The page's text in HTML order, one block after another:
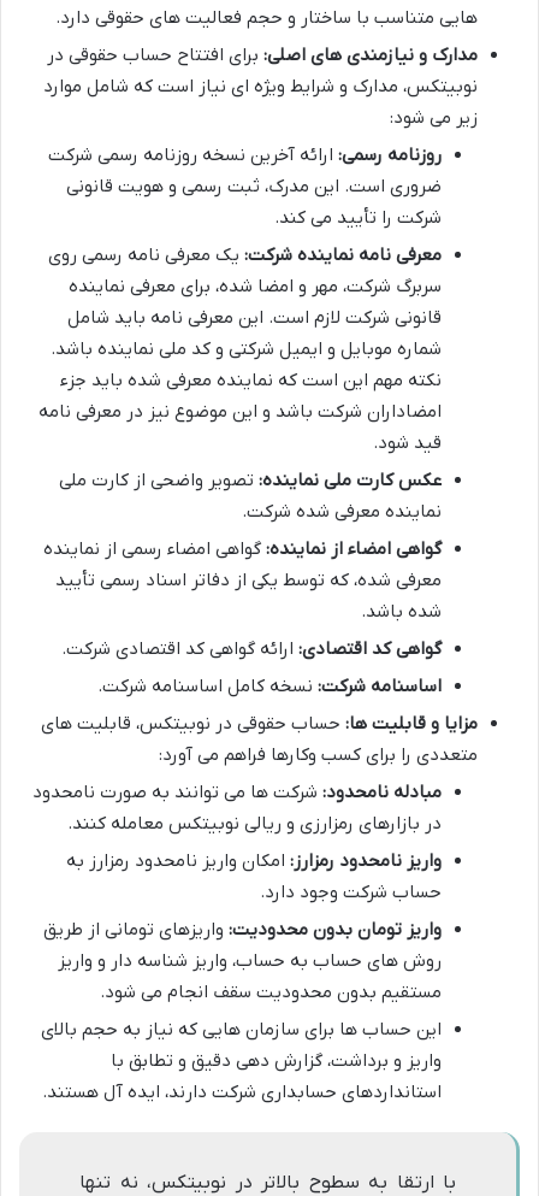
هایی متناسب با ساختار و حجم فعالیت های حقوقی دارد.
مدارک و نیازمندی های اصلی: برای افتتاح حساب حقوقی در
نوبیتکس، مدارک و شرایط ویژه ای نیاز است که شامل موارد
زیر می شود:
روزنامه رسمی: ارائه آخرین نسخه روزنامه رسمی شرکت
ضروری است. این مدرک، ثبت رسمی و هویت قانونی
شرکت را تأیید می کند.
معرفی نامه نماینده شرکت: یک معرفی نامه رسمی روی
سربرگ شرکت، مهر و امضا شده، برای معرفی نماینده
قانونی شرکت لازم است. این معرفی نامه باید شامل
شماره موبایل و ایمیل شرکتی و کد ملی نماینده باشد.
نکته مهم این است که نماینده معرفی شده باید جزء
امضاداران شرکت باشد و این موضوع نیز در معرفی نامه
قید شود.
عکس کارت ملی نماینده: تصویر واضحی از کارت ملی
نماینده معرفی شده شرکت.
گواهی امضاء از نماینده: گواهی امضاء رسمی از نماینده
معرفی شده، که توسط یکی از دفاتر اسناد رسمی تأیید
شده باشد.
گواهی کد اقتصادی: ارائه گواهی کد اقتصادی شرکت.
اساسنامه شرکت: نسخه کامل اساسنامه شرکت.
مزایا و قابلیت ها: حساب حقوقی در نوبیتکس، قابلیت های
متعددی را برای کسب وکارها فراهم می آورد:
مبادله نامحدود: شرکت ها می توانند به صورت نامحدود
در بازارهای رمزارزی و ریالی نوبیتکس معامله کنند.
واریز نامحدود رمزارز: امکان واریز نامحدود رمزارز به
حساب شرکت وجود دارد.
واریز تومان بدون محدودیت: واریزهای تومانی از طریق
روش های حساب به حساب، واریز شناسه دار و واریز
مستقیم بدون محدودیت سقف انجام می شود.
این حساب ها برای سازمان هایی که نیاز به حجم بالای
واریز و برداشت، گزارش دهی دقیق و تطابق با
استانداردهای حسابداری شرکت دارند، ایده آل هستند.
با ارتقا به سطوح بالاتر در نوبیتکس، نه تنها